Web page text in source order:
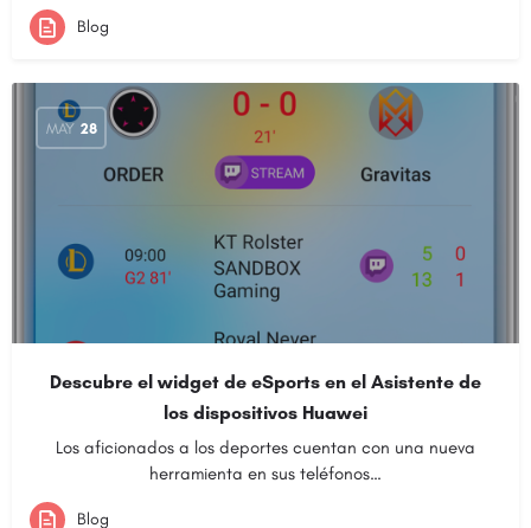
Blog
MAY 28
Descubre el widget de eSports en el Asistente de
los dispositivos Huawei
Los aficionados a los deportes cuentan con una nueva
herramienta en sus teléfonos…
Blog